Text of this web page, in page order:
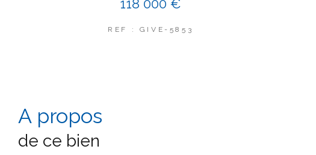
118 000 €
REF : GIVE-5853
a propos
de ce bien